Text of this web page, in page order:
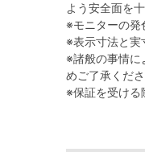
よう安全面を
※モニターの発
※表示寸法と実
※諸般の事情に
めご了承くださ
※保証を受ける